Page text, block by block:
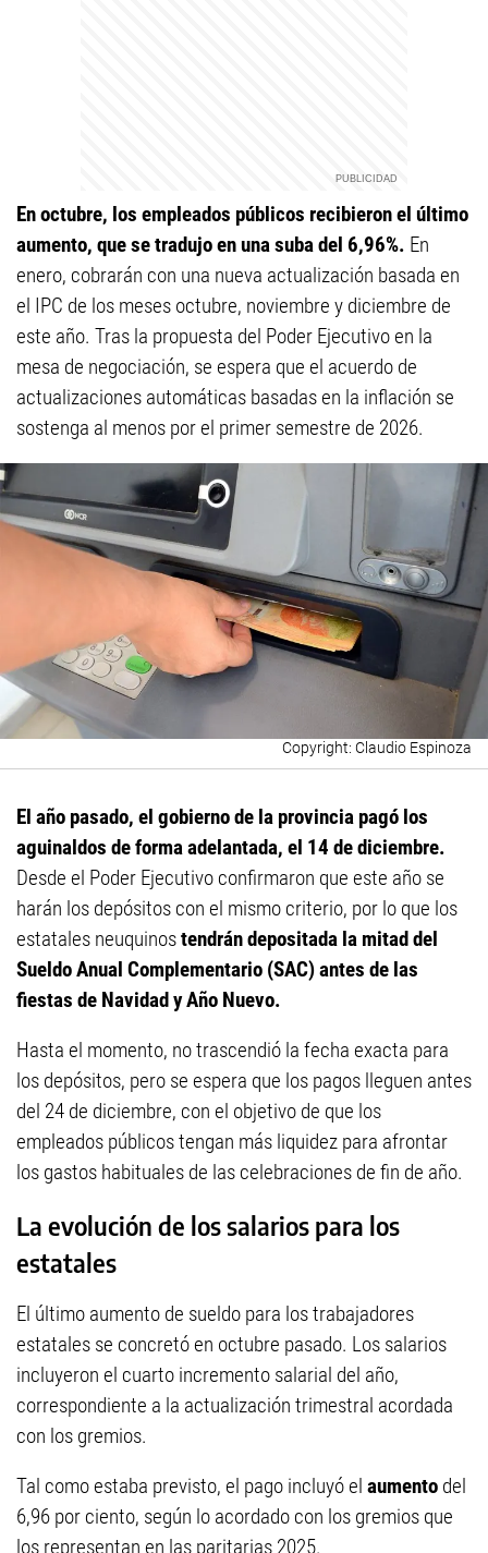
En octubre, los empleados públicos recibieron el último
aumento, que se tradujo en una suba del 6,96%. En
enero, cobrarán con una nueva actualización basada en
el IPC de los meses octubre, noviembre y diciembre de
este año. Tras la propuesta del Poder Ejecutivo en la
mesa de negociación, se espera que el acuerdo de
actualizaciones automáticas basadas en la inflación se
sostenga al menos por el primer semestre de 2026.
Claudio Espinoza
El año pasado, el gobierno de la provincia pagó los
aguinaldos de forma adelantada, el 14 de diciembre.
Desde el Poder Ejecutivo confirmaron que este año se
harán los depósitos con el mismo criterio, por lo que los
estatales neuquinostendrán depositada la mitad del
Sueldo Anual Complementario (SAC) antes de las
fiestas de Navidad y Año Nuevo.
Hasta el momento, no trascendió la fecha exacta para
los depósitos, pero se espera que los pagos lleguen antes
del 24 de diciembre, con el objetivo de que los
empleados públicos tengan más liquidez para afrontar
los gastos habituales de las celebraciones de fin de año.
La evolución de los salarios para los
estatales
El último aumento de sueldo para los trabajadores
estatales se concretó en octubre pasado. Los salarios
incluyeron el cuarto incremento salarial del año,
correspondiente a la actualización trimestral acordada
con los gremios.
Tal como estaba previsto, el pago incluyó el aumento del
6,96 por ciento, según lo acordado con los gremios que
los representan en las paritarias 2025.